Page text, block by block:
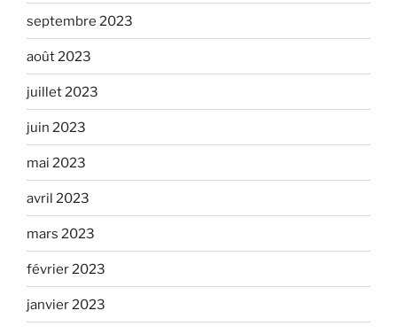
septembre 2023
août 2023
juillet 2023
juin 2023
mai 2023
avril 2023
mars 2023
février 2023
janvier 2023